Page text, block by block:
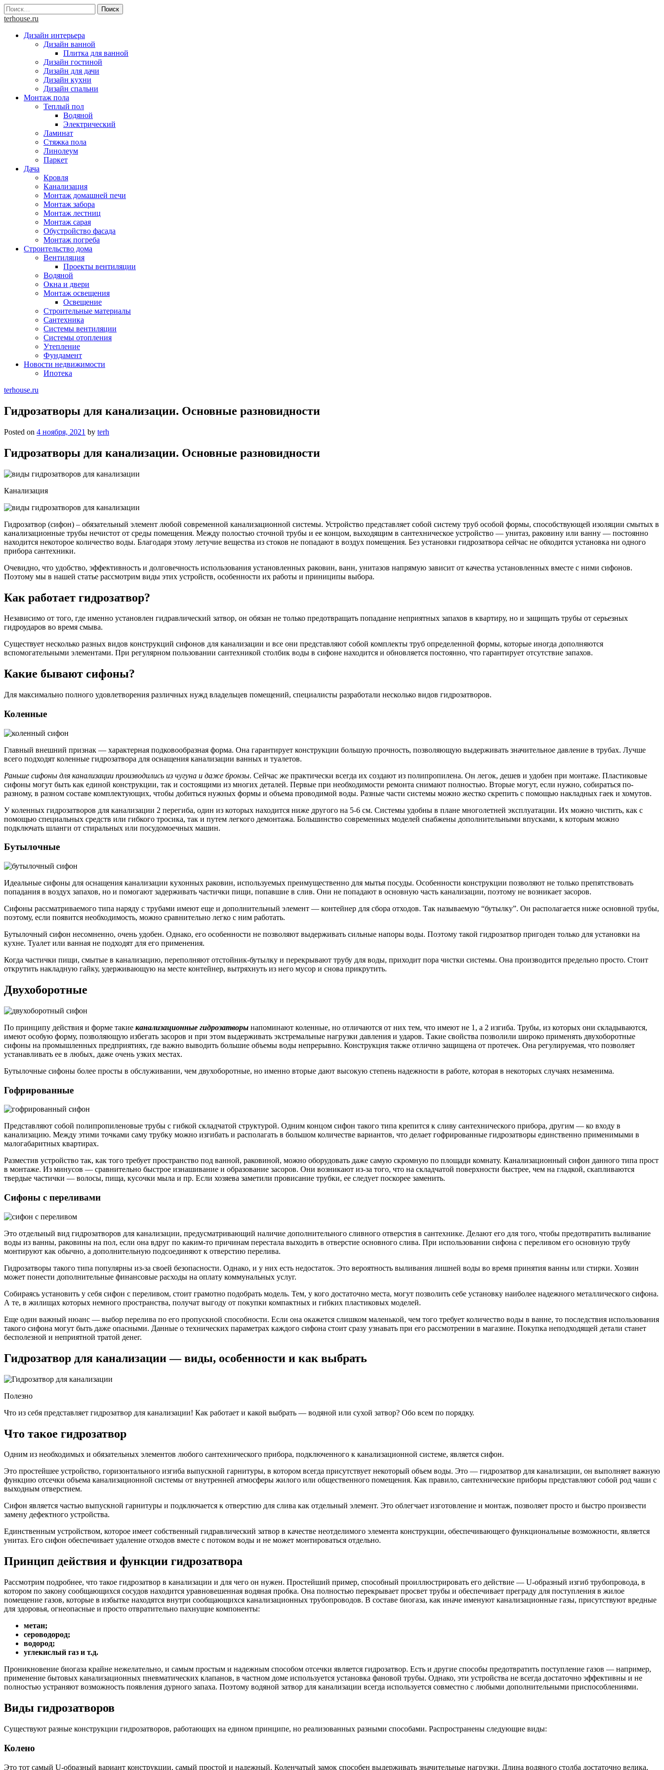
Skip
to
Найти:
terhouse.ru
Дизайн интерьера
Дизайн ванной
Плитка для ванной
Дизайн гостиной
Дизайн для дачи
Дизайн кухни
Дизайн спальни
Монтаж пола
Теплый пол
Водяной
Электрический
Ламинат
Стяжка пола
Линолеум
Паркет
Дача
Кровля
Канализация
Монтаж домашней печи
Монтаж забора
Монтаж лестниц
Монтаж сарая
Обустройство фасада
Монтаж погреба
Строительство дома
Вентиляция
Проекты вентиляции
Водяной
Окна и двери
Монтаж освещения
Освещение
Строительные материалы
Сантехника
Системы вентиляции
Системы отопления
Утепление
Фундамент
Новости недвижимости
Ипотека
terhouse.ru
Гидрозатворы для канализации. Основные разновидности
Posted on 4 ноября, 2021 by terh
Гидрозатворы для канализации. Основные разновидности
Канализация
Гидрозатвор (сифон) – обязательный элемент любой современной канализационной системы. Устройство представляет собой систему труб особой формы, способствующей изоляции смытых в
канализационные трубы нечистот от среды помещения. Между полостью сточной трубы и ее концом, выходящим в сантехническое устройство — унитаз, раковину или ванну — постоянно
находится некоторое количество воды. Благодаря этому летучие вещества из стоков не попадают в воздух помещения. Без установки гидрозатвора сейчас не обходится установка ни одного
прибора сантехники.
Очевидно, что удобство, эффективность и долговечность использования установленных раковин, ванн, унитазов напрямую зависит от качества установленных вместе с ними сифонов.
Поэтому мы в нашей статье рассмотрим виды этих устройств, особенности их работы и приниципы выбора.
Как работает гидрозатвор?
Независимо от того, где именно установлен гидравлический затвор, он обязан не только предотвращать попадание неприятных запахов в квартиру, но и защищать трубы от серьезных
гидроударов во время смыва.
Существует несколько разных видов конструкций сифонов для канализации и все они представляют собой комплекты труб определенной формы, которые иногда дополняются
вспомогательными элементами. При регулярном пользовании сантехникой столбик воды в сифоне находится и обновляется постоянно, что гарантирует отсутствие запахов.
Какие бывают сифоны?
Для максимально полного удовлетворения различных нужд владельцев помещений, специалисты разработали несколько видов гидрозатворов.
Коленные
Главный внешний признак — характерная подковообразная форма. Она гарантирует конструкции большую прочность, позволяющую выдерживать значительное давление в трубах. Лучше
всего подходят коленные гидрозатвора для оснащения канализации ванных и туалетов.
Раньше сифоны для канализации производились из чугуна и даже бронзы. Сейчас же практически всегда их создают из полипропилена. Он легок, дешев и удобен при монтаже. Пластиковые
сифоны могут быть как единой конструкции, так и состоящими из многих деталей. Первые при необходимости ремонта снимают полностью. Вторые могут, если нужно, собираться по-
разному, в разном составе комплектующих, чтобы добиться нужных формы и объема проводимой воды. Разные части системы можно жестко скрепить с помощью накладных гаек и хомутов.
У коленных гидрозатворов для канализации 2 перегиба, один из которых находится ниже другого на 5-6 см. Системы удобны в плане многолетней эксплуатации. Их можно чистить, как с
помощью специальных средств или гибкого тросика, так и путем легкого демонтажа. Большинство современных моделей снабжены дополнительными впусками, к которым можно
подключать шланги от стиральных или посудомоечных машин.
Бутылочные
Идеальные сифоны для оснащения канализации кухонных раковин, используемых преимущественно для мытья посуды. Особенности конструкции позволяют не только препятствовать
попадания в воздух запахов, но и помогают задерживать частички пищи, попавшие в слив. Они не попадают в основную часть канализации, поэтому не возникает засоров.
Сифоны рассматриваемого типа наряду с трубами имеют еще и дополнительный элемент — контейнер для сбора отходов. Так называемую “бутылку”. Он располагается ниже основной трубы,
поэтому, если появится необходимость, можно сравнительно легко с ним работать.
Бутылочный сифон несомненно, очень удобен. Однако, его особенности не позволяют выдерживать сильные напоры воды. Поэтому такой гидрозатвор пригоден только для установки на
кухне. Туалет или ванная не подходят для его применения.
Когда частички пищи, смытые в канализацию, переполняют отстойник-бутылку и перекрывают трубу для воды, приходит пора чистки системы. Она производится предельно просто. Стоит
открутить накладную гайку, удерживающую на месте контейнер, вытряхнуть из него мусор и снова прикрутить.
Двухоборотные
По принципу действия и форме такие канализационные гидрозатворы напоминают коленные, но отличаются от них тем, что имеют не 1, а 2 изгиба. Трубы, из которых они складываются,
имеют особую форму, позволяющую избегать засоров и при этом выдерживать экстремальные нагрузки давления и ударов. Такие свойства позволили широко применять двухоборотные
сифоны на промышленных предприятиях, где важно выводить большие объемы воды непрерывно. Конструкция также отлично защищена от протечек. Она регулируемая, что позволяет
устанавливать ее в любых, даже очень узких местах.
Бутылочные сифоны более просты в обслуживании, чем двухоборотные, но именно вторые дают высокую степень надежности в работе, которая в некоторых случаях незаменима.
Гофрированные
Представляют собой полипропиленовые трубы с гибкой складчатой структурой. Одним концом сифон такого типа крепится к сливу сантехнического прибора, другим — ко входу в
канализацию. Между этими точками саму трубку можно изгибать и располагать в большом количестве вариантов, что делает гофрированные гидрозатворы единственно применимыми в
малогабаритных квартирах.
Разместив устройство так, как того требует пространство под ванной, раковиной, можно оборудовать даже самую скромную по площади комнату. Канализационный сифон данного типа прост
в монтаже. Из минусов — сравнительно быстрое изнашивание и образование засоров. Они возникают из-за того, что на складчатой поверхности быстрее, чем на гладкой, скапливаются
твердые частички — волосы, пища, кусочки мыла и пр. Если хозяева заметили провисание трубки, ее следует поскорее заменить.
Сифоны с переливами
Это отдельный вид гидрозатворов для канализации, предусматривающий наличие дополнительного сливного отверстия в сантехнике. Делают его для того, чтобы предотвратить выливание
воды из ванны, раковины на пол, если она вдруг по каким-то причинам перестала выходить в отверстие основного слива. При использовании сифона с переливом его основную трубу
монтируют как обычно, а дополнительную подсоединяют к отверстию перелива.
Гидрозатворы такого типа популярны из-за своей безопасности. Однако, и у них есть недостаток. Это вероятность выливания лишней воды во время принятия ванны или стирки. Хозяин
может понести дополнительные финансовые расходы на оплату коммунальных услуг.
Собираясь установить у себя сифон с переливом, стоит грамотно подобрать модель. Тем, у кого достаточно места, могут позволить себе установку наиболее надежного металлического сифона.
А те, в жилищах которых немного пространства, получат выгоду от покупки компактных и гибких пластиковых моделей.
Еще один важный нюанс — выбор перелива по его пропускной способности. Если она окажется слишком маленькой, чем того требует количество воды в ванне, то последствия использования
такого сифона могут быть даже опасными. Данные о технических параметрах каждого сифона стоит сразу узнавать при его рассмотрении в магазине. Покупка неподходящей детали станет
бесполезной и неприятной тратой денег.
Гидрозатвор для канализации — виды, особенности и как выбрать
Полезно
Что из себя представляет гидрозатвор для канализации! Как работает и какой выбрать — водяной или сухой затвор? Обо всем по порядку.
Что такое гидрозатвор
Одним из необходимых и обязательных элементов любого сантехнического прибора, подключенного к канализационной системе, является сифон.
Это простейшее устройство, горизонтального изгиба выпускной гарнитуры, в котором всегда присутствует некоторый объем воды. Это — гидрозатвор для канализации, он выполняет важную
функцию отсечки объема канализационной системы от внутренней атмосферы жилого или общественного помещения. Как правило, сантехнические приборы представляют собой род чаши с
выходным отверстием.
Сифон является частью выпускной гарнитуры и подключается к отверстию для слива как отдельный элемент. Это облегчает изготовление и монтаж, позволяет просто и быстро произвести
замену дефектного устройства.
Единственным устройством, которое имеет собственный гидравлический затвор в качестве неотделимого элемента конструкции, обеспечивающего функциональные возможности, является
унитаз. Его сифон обеспечивает удаление отходов вместе с потоком воды и не может монтироваться отдельно.
Принцип действия и функции гидрозатвора
Рассмотрим подробнее, что такое гидрозатвор в канализации и для чего он нужен. Простейший пример, способный проиллюстрировать его действие — U-образный изгиб трубопровода, в
котором по закону сообщающихся сосудов находится уравновешенная водяная пробка. Она полностью перекрывает просвет трубы и обеспечивает преграду для поступления в жилое
помещение газов, которые в избытке находятся внутри сообщающихся канализационных трубопроводов. В составе биогаза, как иначе именуют канализационные газы, присутствуют вредные
для здоровья, огнеопасные и просто отвратительно пахнущие компоненты:
метан;
сероводород;
водород;
углекислый газ и т.д.
Проникновение биогаза крайне нежелательно, и самым простым и надежным способом отсечки является гидрозатвор. Есть и другие способы предотвратить поступление газов — например,
применение бытовых канализационных пневматических клапанов, в частном доме используется установка фановой трубы. Однако, эти устройства не всегда достаточно эффективны и не
полностью устраняют возможность появления дурного запаха. Поэтому водяной затвор для канализации всегда используется совместно с любыми дополнительными приспособлениями.
Виды гидрозатворов
Существуют разные конструкции гидрозатворов, работающих на едином принципе, но реализованных разными способами. Распространены следующие виды:
Колено
Это тот самый U-образный вариант конструкции, самый простой и надежный. Коленчатый замок способен выдерживать значительные нагрузки. Длина водяного столба достаточно велика,